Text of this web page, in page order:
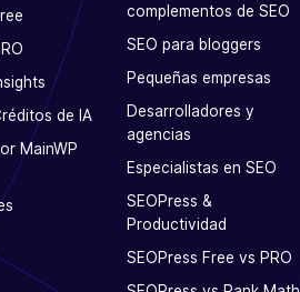
de IA
MainWP
complementos de SEO
SEO para bloggers
Pequeñas empresas
Desarrolladores y
agencias
Especialistas en SEO
SEOPress &
Productividad
SEOPress Free vs PRO